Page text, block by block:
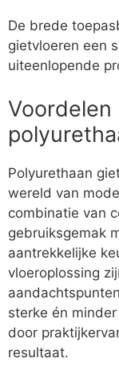
De brede
gietvloeren een
uiteenlopende
Voordelen
Polyurethaan
wereld van
combinatie van
gebruiksgemak
aantrekkelijke
vloeroplossing
sterke én
door
resultaat.